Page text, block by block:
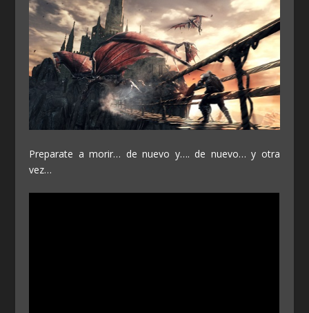
Preparate a morir… de nuevo y…. de nuevo… y otra
vez…